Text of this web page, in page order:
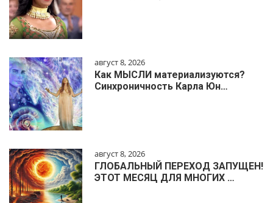
август 8, 2026
Как МЫСЛИ материализуются?
Синхроничность Карла Юн…
август 8, 2026
ГЛОБАЛЬНЫЙ ПЕРЕХОД ЗАПУЩЕН!
ЭТОТ МЕСЯЦ ДЛЯ МНОГИХ …